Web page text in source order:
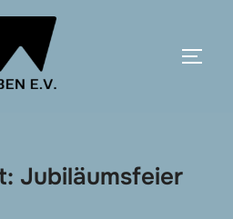
Jubiläumsfeier